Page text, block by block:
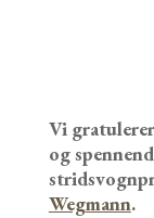
Vi
og
Wegmann.